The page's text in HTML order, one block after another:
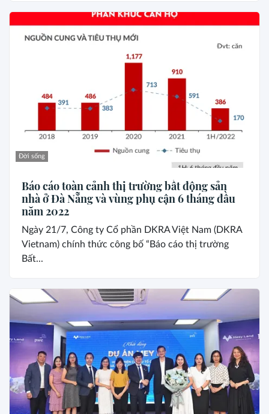
Đời sống
Báo cáo toàn cảnh thị trường bất động sản
nhà ở Đà Nẵng và vùng phụ cận 6 tháng đầu
năm 2022
Ngày 21/7, Công ty Cổ phần DKRA Việt Nam (DKRA
Vietnam) chính thức công bố “Báo cáo thị trường
Bất...